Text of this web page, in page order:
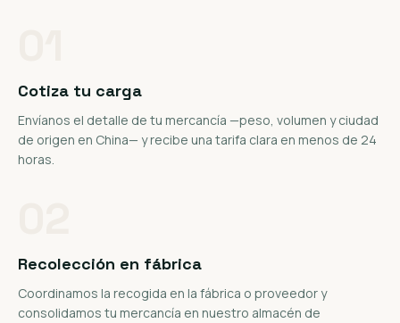
Cotiza tu carga
Envíanos el detalle de tu mercancía —peso, volumen y ciudad
de origen en China— y recibe una tarifa clara en menos de 24
horas.
Recolección en fábrica
Coordinamos la recogida en la fábrica o proveedor y
consolidamos tu mercancía en nuestro almacén de